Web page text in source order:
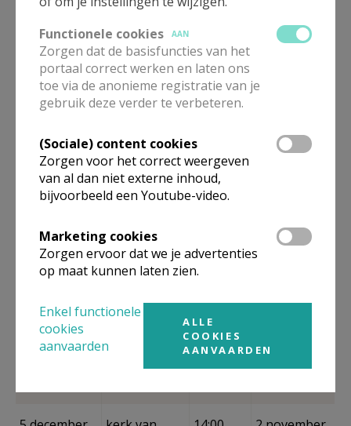
september
kerk van
Retie
14:00
uur
(Retie)
25 oktober
kerk van
Kasterlee
12:00
uur
25 oktober
kerk van
Dessel
uur
september
15 november kerk van
14:00
uur
26 oktober
kerk van
14:00
26 oktober
Functionele cookies
AAN
Zorgen dat de basisfuncties van het
portaal correct werken en laten ons
toe via de anonieme registratie van je
gebruik deze verder te verbeteren.
(Sociale) content cookies
Zorgen voor het correct weergeven
van al dan niet externe inhoud,
bijvoorbeeld een Youtube-video.
Marketing cookies
Zorgen ervoor dat we je advertenties
op maat kunnen laten zien.
Enkel functionele
cookies
aanvaarden
ALLE
COOKIES
AANVAARDEN